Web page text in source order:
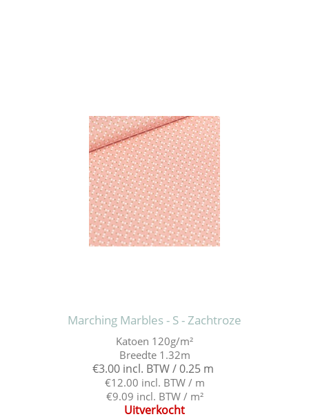
Marching Marbles - S - Zachtroze
Katoen 120g/m²
Breedte 1.32m
€3.00 incl. BTW / 0.25 m
€12.00 incl. BTW / m
€9.09 incl. BTW / m²
Uitverkocht